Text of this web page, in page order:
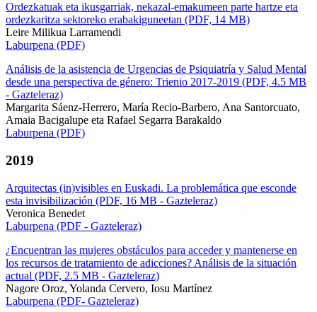
Ordezkatuak eta ikusgarriak, nekazal-emakumeen parte hartze eta
ordezkaritza sektoreko erabakiguneetan (PDF, 14 MB)
Leire Milikua Larramendi
Laburpena (PDF)
Análisis de la asistencia de Urgencias de Psiquiatría y Salud Mental
desde una perspectiva de género: Trienio 2017-2019 (PDF, 4.5 MB
- Gazteleraz)
Margarita Sáenz-Herrero, María Recio-Barbero, Ana Santorcuato,
Amaia Bacigalupe eta Rafael Segarra Barakaldo
Laburpena (PDF)
2019
Arquitectas (in)visibles en Euskadi. La problemática que esconde
esta invisibilización (PDF, 16 MB - Gazteleraz)
Veronica Benedet
Laburpena (PDF - Gazteleraz)
¿Encuentran las mujeres obstáculos para acceder y mantenerse en
los recursos de tratamiento de adicciones? Análisis de la situación
actual (PDF, 2.5 MB - Gazteleraz)
Nagore Oroz, Yolanda Cervero, Iosu Martínez
Laburpena (PDF- Gazteleraz)